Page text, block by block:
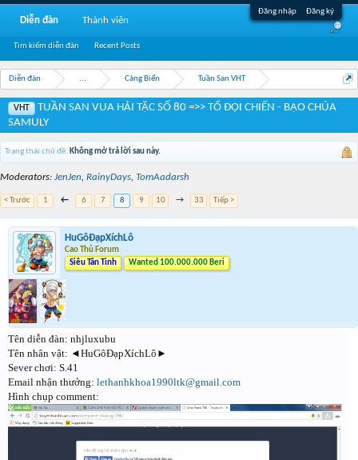
Đăng nhập Đăng ký
Diễn đàn ... Cảng Biển Tuần San VHT
VHT
TUẦN SAN VUA HẢI TẶC SỐ 80 =>> TỔ ĐỘI CHIẾN - BẠO CHÚA
SAMULY
Trạng thái chủ đề: Không mở trả lời sau này.
Moderators: JenJen, RainyDays, TomAadarsh
< Trước 1 ← 6 7 8 9 10 → 33 Tiếp >
HuGôĐạpXíchLô
Cao Thủ Forum
Siêu Tân Tinh
Wanted 100.000.000 Beri
Tên diễn đàn: nhjluxubu
Tên nhân vật: ◄HuGôĐạpXíchLô►
Sever chơi: S.41
Email nhận thưởng: lethanhkhoa1990ltk@gmail.com
Hình chụp comment:
Diễn đàn
Tìm kiếm diễn đàn Recent Posts
Thành viên